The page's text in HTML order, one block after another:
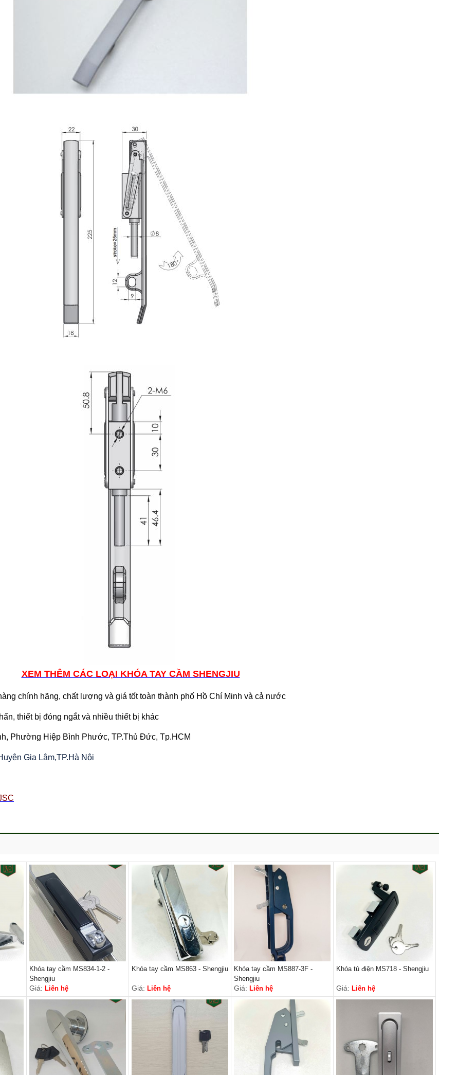
XEM THÊM CÁC LOẠI KHÓA TAY CẦM SHENGJIU
chính hãng, chất lượng và giá tốt toàn thành phố Hồ Chí Minh và cả nước
thiết bị đóng ngắt và nhiều thiết bị khác
Phường Hiệp Bình Phước, TP.Thủ Đức, Tp.HCM
Gia Lâm,TP.Hà Nội
Khóa tay cầm MS834-1-2 -
Shengjiu
Giá: Liên hệ
Khóa tay cầm MS863 - Shengjiu
Giá: Liên hệ
Khóa tay cầm MS887-3F -
Shengjiu
Giá: Liên hệ
Khóa tủ điện MS718 - Shengjiu
Giá: Liên hệ